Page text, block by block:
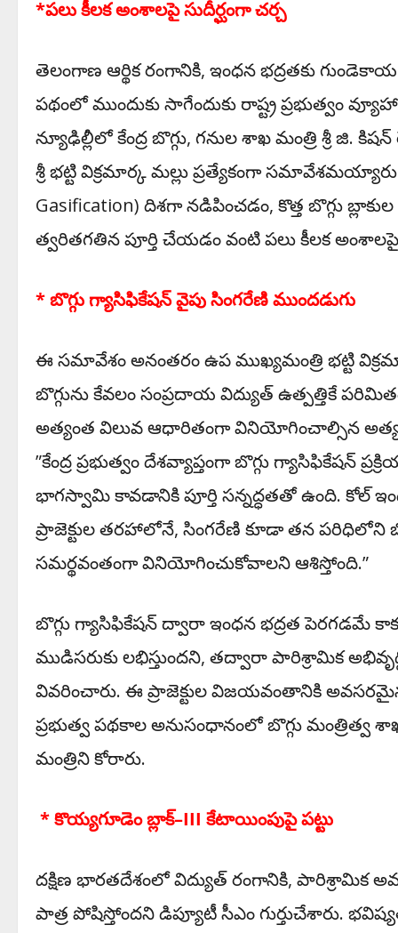
*పలు కీలక అంశాలపై సుదీర్ఘంగా చర్చ
తెలంగాణ ఆర్థిక రంగానికి, ఇంధన భద్రతకు
పథంలో ముందుకు సాగేందుకు రాష్ట్ర ప్రభుత్వం
న్యూఢిల్లీలో కేంద్ర బొగ్గు, గనుల శాఖ మంత్రి శ్రీ జి.
శ్రీ భట్టి విక్రమార్క మల్లు ప్రత్యేకంగా
Gasification) దిశగా నడిపించడం, కొత్త బొగ్గు
త్వరితగతిన పూర్తి చేయడం వంటి పలు కీలక అంశాలపై
* బొగ్గు గ్యాసిఫికేషన్ వైపు సింగరేణి ముందడుగు
ఈ ​సమావేశం అనంతరం ఉప ముఖ్యమంత్రి భట్టి
బొగ్గును కేవలం సంప్రదాయ విద్యుత్ ఉత్పత్తికే
అత్యంత విలువ ఆధారితంగా వినియోగించాల్సిన
​”కేంద్ర ప్రభుత్వం దేశవ్యాప్తంగా బొగ్గు గ్యాసిఫికేషన్
భాగస్వామి కావడానికి పూర్తి సన్నద్ధతతో ఉంది. కోల్
ప్రాజెక్టుల తరహాలోనే, సింగరేణి కూడా తన పరిధిలోని
సమర్థవంతంగా వినియోగించుకోవాలని ఆశిస్తోంది.”
​బొగ్గు గ్యాసిఫికేషన్ ద్వారా ఇంధన భద్రత పెరగడమే
ముడిసరుకు లభిస్తుందని, తద్వారా పారిశ్రామిక
వివరించారు. ఈ ప్రాజెక్టుల విజయవంతానికి
ప్రభుత్వ పథకాల అనుసంధానంలో బొగ్గు మంత్రిత్వ
మంత్రిని కోరారు.
​ * కొయ్యగూడెం బ్లాక్–III కేటాయింపుపై పట్టు
​దక్షిణ భారతదేశంలో విద్యుత్ రంగానికి, పారిశ్రామిక
పాత్ర పోషిస్తోందని డిప్యూటీ సీఎం గుర్తుచేశారు.